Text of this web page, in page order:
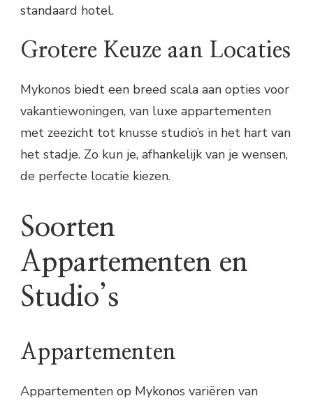
standaard hotel.
Grotere Keuze aan Locaties
Mykonos biedt een breed scala aan opties voor
vakantiewoningen, van luxe appartementen
met zeezicht tot knusse studio’s in het hart van
het stadje. Zo kun je, afhankelijk van je wensen,
de perfecte locatie kiezen.
Soorten
Appartementen en
Studio’s
Appartementen
Appartementen op Mykonos variëren van